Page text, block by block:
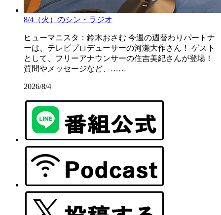
8/4（火）のシン・ラジオ
ヒューマニスタ：鈴木おさむ 今週の週替わりパートナ
ーは、テレビプロデューサーの河瀬大作さん！ ゲスト
として、フリーアナウンサーの住吉美紀さんが登場！
質問やメッセージなど、……
2026/8/4